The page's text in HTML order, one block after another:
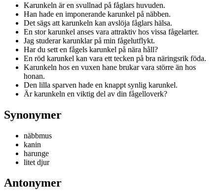
Karunkeln är en svullnad på fåglars huvuden.
Han hade en imponerande karunkel på näbben.
Det sägs att karunkeln kan avslöja fåglars hälsa.
En stor karunkel anses vara attraktiv hos vissa fågelarter.
Jag studerar karunklar på min fågelutflykt.
Har du sett en fågels karunkel på nära håll?
En röd karunkel kan vara ett tecken på bra näringsrik föda.
Karunkeln hos en vuxen hane brukar vara större än hos
honan.
Den lilla sparven hade en knappt synlig karunkel.
Är karunkeln en viktig del av din fågelloverk?
Synonymer
näbbmus
kanin
harunge
litet djur
Antonymer